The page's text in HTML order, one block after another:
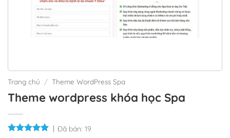
Trang chủ / Theme WordPress Spa
Theme wordpress khóa học Spa
Đã bán: 19